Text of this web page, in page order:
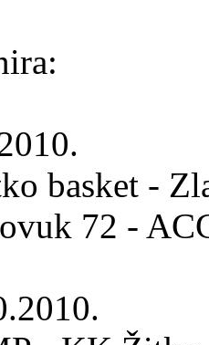
basket -
72 -